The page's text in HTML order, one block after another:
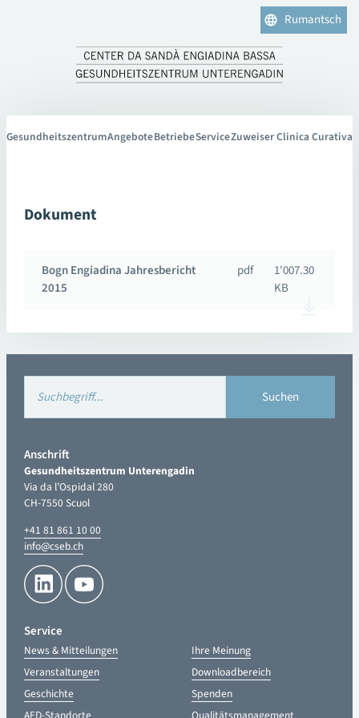
Rumantsch
GesundheitszentrumAngeboteBetriebeServiceZuweiser Clinica Curativa
Dokument
Bogn Engiadina Jahresbericht
2015
pdf
1'007.30
KB
Anschrift
Gesundheitszentrum Unterengadin
Via da l’Ospidal 280
CH-7550 Scuol
+41 81 861 10 00
info@cseb.ch
Service
News & Mitteilungen
Veranstaltungen
Geschichte
Ihre Meinung
Downloadbereich
Spenden